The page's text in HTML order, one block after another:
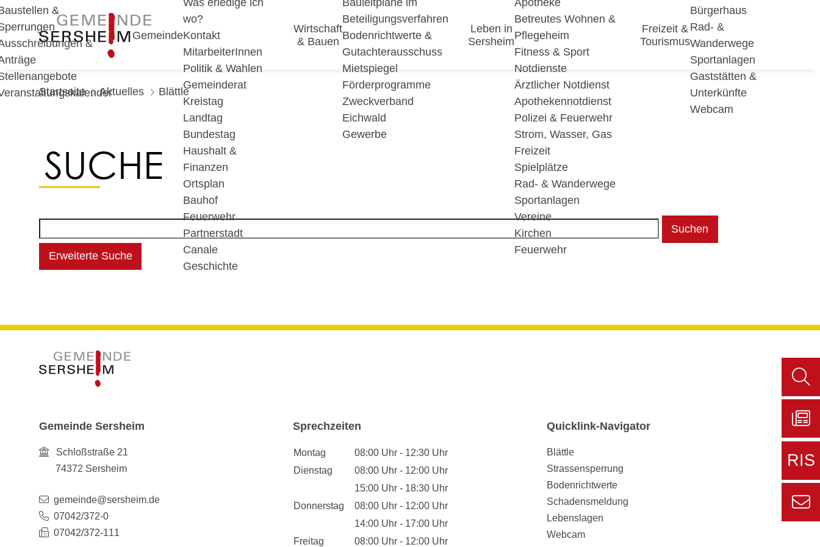
&
&
Gemeinde
wo?
Kontakt
MitarbeiterInnen
Politik & Wahlen
Gemeinderat
Kreistag
Landtag
Bundestag
Haushalt &
Finanzen
Ortsplan
Bauhof
Feuerwehr
Partnerstadt
Canale
Geschichte
Wirtschaft
& Bauen
Beteiligungsverfahren
Bodenrichtwerte &
Gutachterausschuss
Mietspiegel
Förderprogramme
Zweckverband
Eichwald
Gewerbe
Leben in
Sersheim
Betreutes Wohnen &
Pflegeheim
Fitness & Sport
Notdienste
Ärztlicher Notdienst
Apothekennotdienst
Polizei & Feuerwehr
Strom, Wasser, Gas
Freizeit
Spielplätze
Rad- & Wanderwege
Sportanlagen
Vereine
Kirchen
Feuerwehr
Freizeit &
Tourismus
Bürgerhaus
Rad- &
Wanderwege
Sportanlagen
Gaststätten &
Unterkünfte
Webcam
Startseite Aktuelles Blättle
SUCHE
Suchen
Erweiterte Suche
Gemeinde Sersheim
Schloßstraße 21
74372 Sersheim
gemeinde@sersheim.de
07042/372-0
07042/372-111
Sprechzeiten
Montag
08:00 Uhr - 12:30 Uhr
Dienstag
08:00 Uhr - 12:00 Uhr
15:00 Uhr - 18:30 Uhr
Donnerstag
08:00 Uhr - 12:00 Uhr
14:00 Uhr - 17:00 Uhr
Freitag
08:00 Uhr - 12:00 Uhr
Quicklink-Navigator
Blättle
Strassensperrung
Bodenrichtwerte
Schadensmeldung
Lebenslagen
Webcam
Zu
RIS
Seite